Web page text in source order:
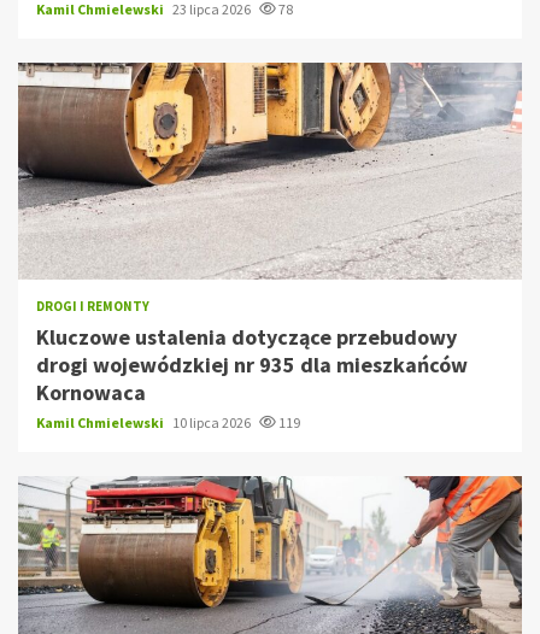
Kamil Chmielewski 23 lipca 2026 78
DROGI I REMONTY
Kluczowe ustalenia dotyczące przebudowy
drogi wojewódzkiej nr 935 dla mieszkańców
Kornowaca
Kamil Chmielewski 10 lipca 2026 119